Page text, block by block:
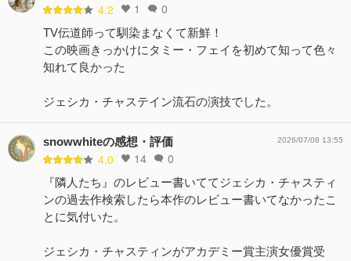
4.2 1 0
TV伝道師って馴染まなくて新鮮！
この映画きっかけにタミー・フェイを初めて知って色々
知れて良かった
ジェシカ・チャステイン流石の演技でした。
snowwhiteの感想・評価
4.0 14 0
2026/07/08 13:55
『隣人たち』のレビュー書いててジェシカ・チャスティ
ンの過去作検索したら本作のレビュー書いてなかったこ
とに気付いた。
ジェシカ・チャスティンがアカデミー賞主演女優賞受